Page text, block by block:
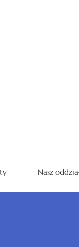
Nasz